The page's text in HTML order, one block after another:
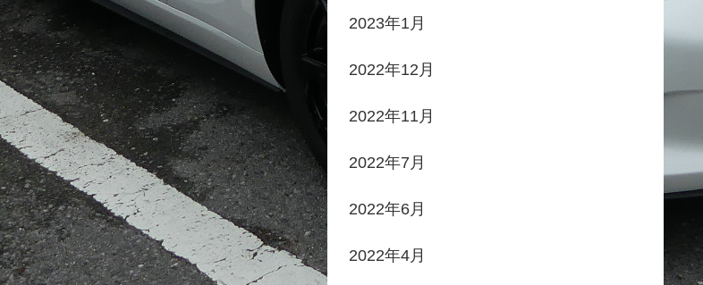
2023年1月
2022年12月
2022年11月
2022年7月
2022年6月
2022年4月